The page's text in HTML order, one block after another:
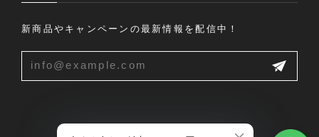
新商品やキャンペーンの最新情報を配信中！